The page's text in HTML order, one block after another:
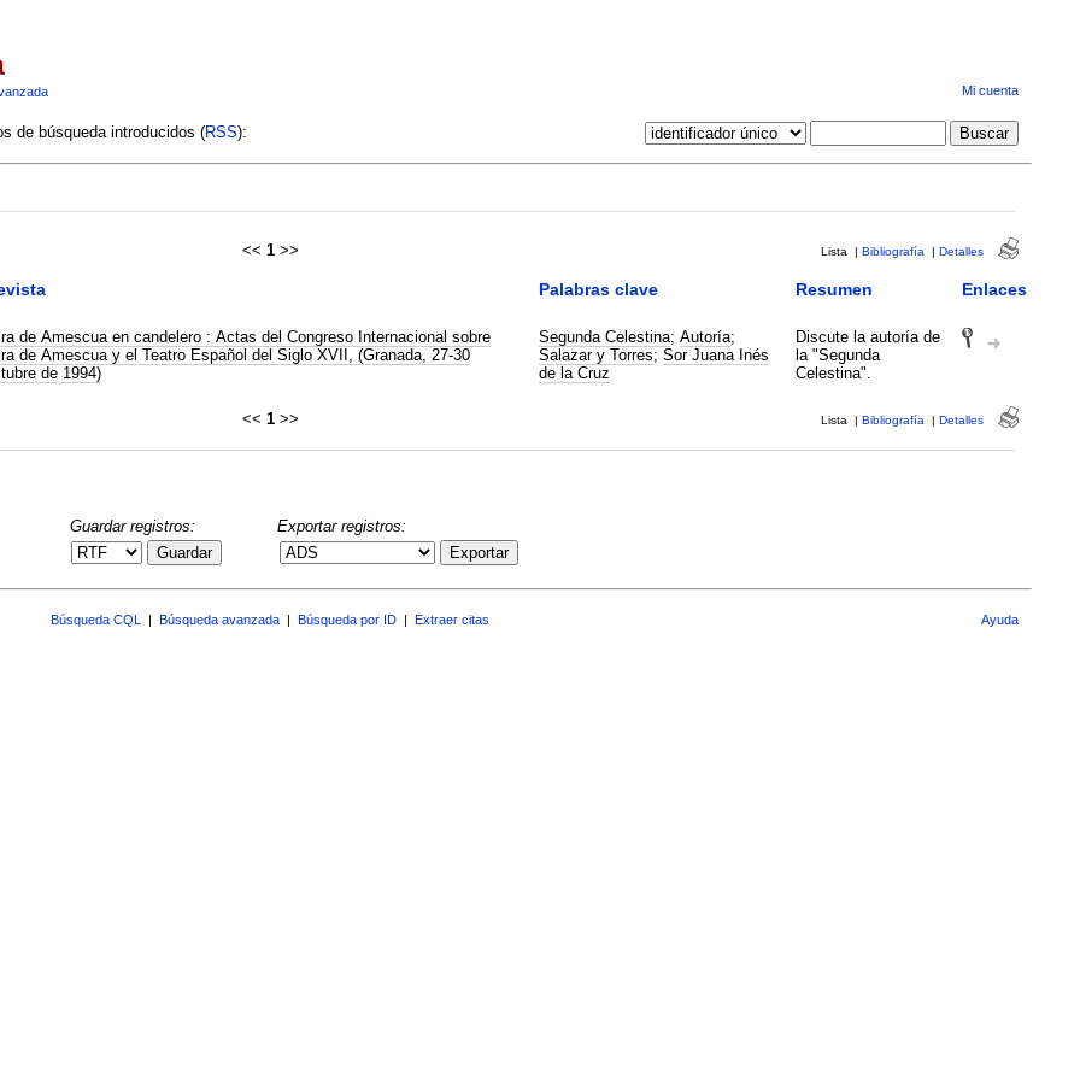
Mi cuenta
de búsqueda introducidos (RSS):
<< 1 >> Lista | Bibliografía | Detalles
Palabras clave Resumen Enlaces
de Amescua en candelero : Actas del Congreso Internacional sobre
de Amescua y el Teatro Español del Siglo XVII, (Granada, 27-30
de 1994)
Segunda Celestina; Autoría;
Salazar y Torres; Sor Juana Inés
de la Cruz
Discute la autoría de
la "Segunda
Celestina".
<< 1 >> Lista | Bibliografía | Detalles
Guardar registros:
Guardar
Exportar registros:
Exportar
Búsqueda CQL Búsqueda avanzada Búsqueda por ID Extraer citas Ayuda